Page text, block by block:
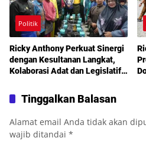
Politik
Ricky Anthony Perkuat Sinergi
dengan Kesultanan Langkat,
Kolaborasi Adat dan Legislatif
Tinggalkan Balasan
Alamat email Anda tidak akan
wajib ditandai *